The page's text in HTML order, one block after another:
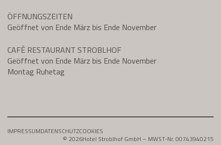
ÖFFNUNGSZEITEN
Geöffnet von Ende März bis Ende November
CAFÈ RESTAURANT STROBLHOF
Geöffnet von Ende März bis Ende November
Montag Ruhetag
IMPRESSUMDATENSCHUTZCOOKIES
© 2026Hotel Stroblhof GmbH – MWST-Nr. 00743940215